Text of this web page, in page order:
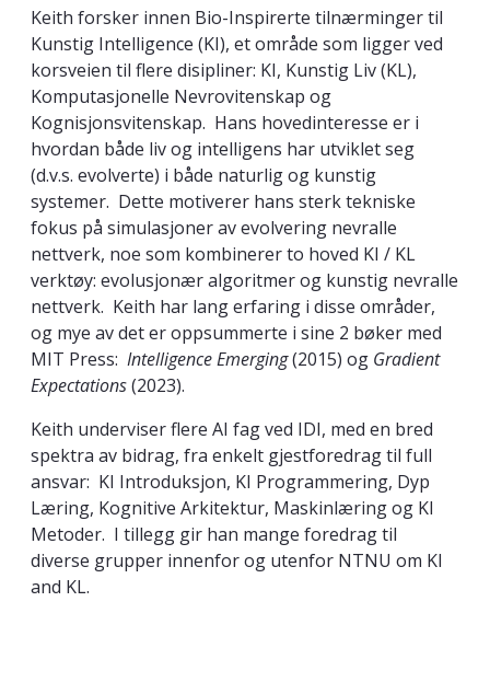
Keith forsker innen Bio-Inspirerte tilnærminger til
Kunstig Intelligence (KI), et område som ligger ved
korsveien til flere disipliner: KI, Kunstig Liv (KL),
Komputasjonelle Nevrovitenskap og
Kognisjonsvitenskap. Hans hovedinteresse er i
hvordan både liv og intelligens har utviklet seg
(d.v.s. evolverte) i både naturlig og kunstig
systemer. Dette motiverer hans sterk tekniske
fokus på simulasjoner av evolvering nevralle
nettverk, noe som kombinerer to hoved KI / KL
verktøy: evolusjonær algoritmer og kunstig nevralle
nettverk. Keith har lang erfaring i disse områder,
og mye av det er oppsummerte i sine 2 bøker med
MIT Press: Intelligence Emerging(2015) og Gradient
Expectations(2023).
Keith underviser flere AI fag ved IDI, med en bred
spektra av bidrag, fra enkelt gjestforedrag til full
ansvar: KI Introduksjon, KI Programmering, Dyp
Læring, Kognitive Arkitektur, Maskinlæring og KI
Metoder. I tillegg gir han mange foredrag til
diverse grupper innenfor og utenfor NTNU om KI
and KL.